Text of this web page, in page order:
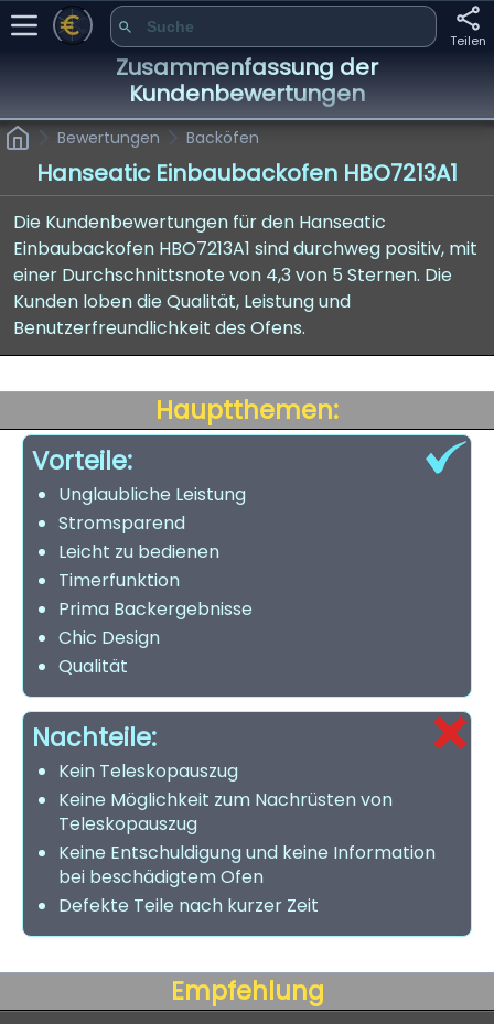
Teilen
Zusammenfassung der
Kundenbewertungen
Bewertungen Backöfen
Hanseatic Einbaubackofen HBO7213A1
Die Kundenbewertungen für den Hanseatic
Einbaubackofen HBO7213A1 sind durchweg positiv, mit
einer Durchschnittsnote von 4,3 von 5 Sternen. Die
Kunden loben die Qualität, Leistung und
Benutzerfreundlichkeit des Ofens.
Hauptthemen:
Vorteile:
Unglaubliche Leistung
Stromsparend
Leicht zu bedienen
Timerfunktion
Prima Backergebnisse
Chic Design
Qualität
Nachteile:
Kein Teleskopauszug
Keine Möglichkeit zum Nachrüsten von
Teleskopauszug
Keine Entschuldigung und keine Information
bei beschädigtem Ofen
Defekte Teile nach kurzer Zeit
Empfehlung